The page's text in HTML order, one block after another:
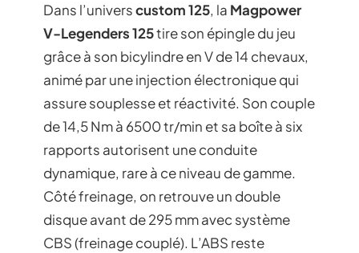
Dans l’universcustom 125, la Magpower
V-Legenders 125tire son épingle du jeu
grâce à son bicylindre en V de 14 chevaux,
animé par une injection électronique qui
assure souplesse et réactivité. Son couple
de 14,5 Nm à 6500 tr/min et sa boîte à six
rapports autorisent une conduite
dynamique, rare à ce niveau de gamme.
Côté freinage, on retrouve un double
disque avant de 295 mm avec système
CBS (freinage couplé). L’ABS reste